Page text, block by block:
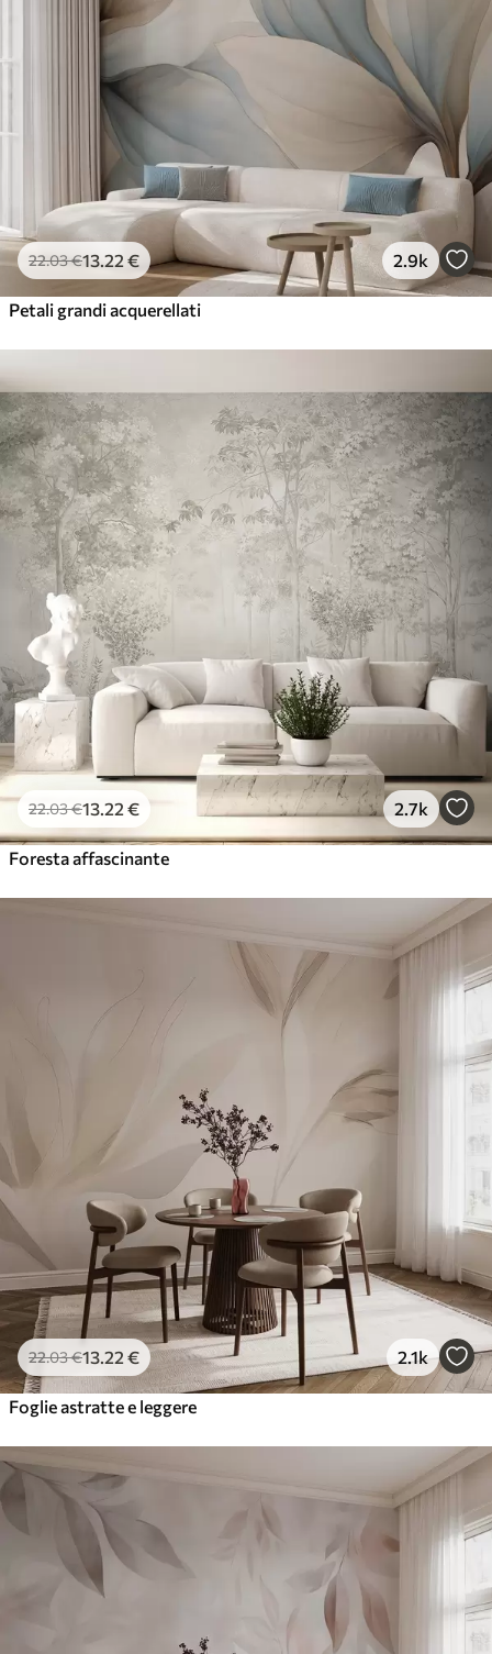
22.03€13.22 € 2.9k
Petali grandi acquerellati
22.03€13 .22 € 2.7k
Foresta affascinante
22.03€13 .22 € 2.1k
Foglie astratte e leggere